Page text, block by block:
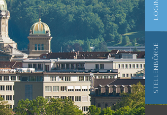
LOGIN
STELLENBÖRSE